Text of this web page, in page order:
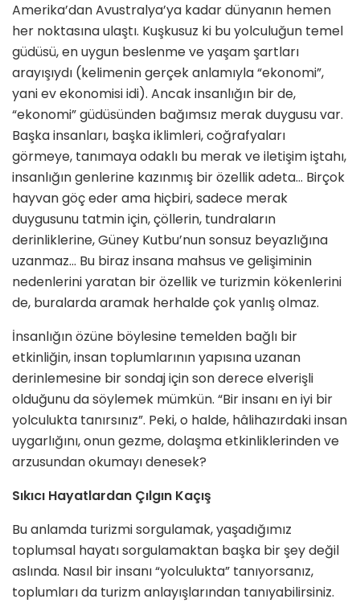
Amerika’dan Avustralya’ya kadar dünyanın hemen
her noktasına ulaştı. Kuşkusuz ki bu yolculuğun temel
güdüsü, en uygun beslenme ve yaşam şartları
arayışıydı (kelimenin gerçek anlamıyla “ekonomi”,
yani ev ekonomisi idi). Ancak insanlığın bir de,
“ekonomi” güdüsünden bağımsız merak duygusu var.
Başka insanları, başka iklimleri, coğrafyaları
görmeye, tanımaya odaklı bu merak ve iletişim iştahı,
insanlığın genlerine kazınmış bir özellik adeta… Birçok
hayvan göç eder ama hiçbiri, sadece merak
duygusunu tatmin için, çöllerin, tundraların
derinliklerine, Güney Kutbu’nun sonsuz beyazlığına
uzanmaz… Bu biraz insana mahsus ve gelişiminin
nedenlerini yaratan bir özellik ve turizmin kökenlerini
de, buralarda aramak herhalde çok yanlış olmaz.
İnsanlığın özüne böylesine temelden bağlı bir
etkinliğin, insan toplumlarının yapısına uzanan
derinlemesine bir sondaj için son derece elverişli
olduğunu da söylemek mümkün. “Bir insanı en iyi bir
yolculukta tanırsınız”. Peki, o halde, hâlihazırdaki insan
uygarlığını, onun gezme, dolaşma etkinliklerinden ve
arzusundan okumayı denesek?
Sıkıcı Hayatlardan Çılgın Kaçış
Bu anlamda turizmi sorgulamak, yaşadığımız
toplumsal hayatı sorgulamaktan başka bir şey değil
aslında. Nasıl bir insanı “yolculukta” tanıyorsanız,
toplumları da turizm anlayışlarından tanıyabilirsiniz.